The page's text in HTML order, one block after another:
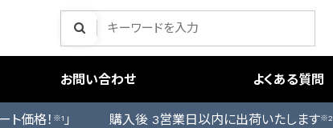
お問い合わせ よくある質問
ト価格！ ※1 」 購入後 3営業日以内に出荷いたします※2